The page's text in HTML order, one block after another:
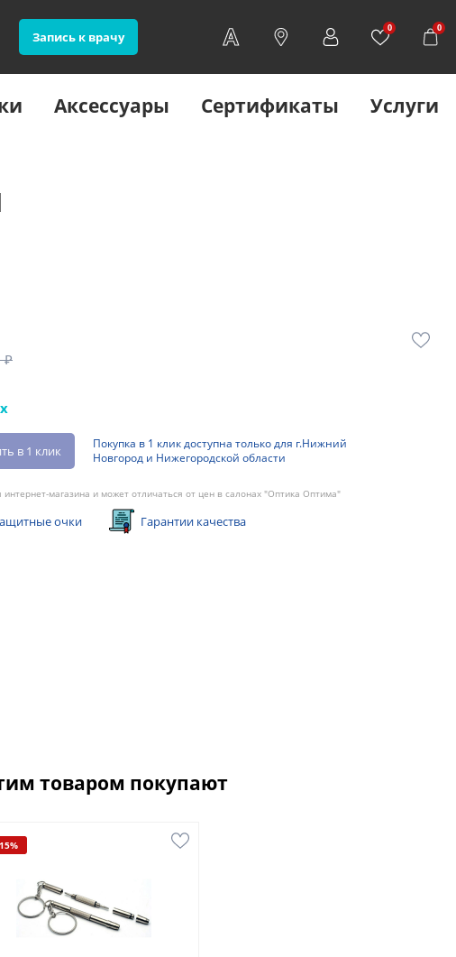
Запись к врачу
0 0
Аксессуары Сертификаты Услуги
₽
в 1 клик
Покупка в 1 клик доступна только для г.Нижний
Новгород и Нижегородской области
интернет-магазина и может отличаться от цен в салонах "Оптика Оптима"
очки Гарантии качества
товаром покупают